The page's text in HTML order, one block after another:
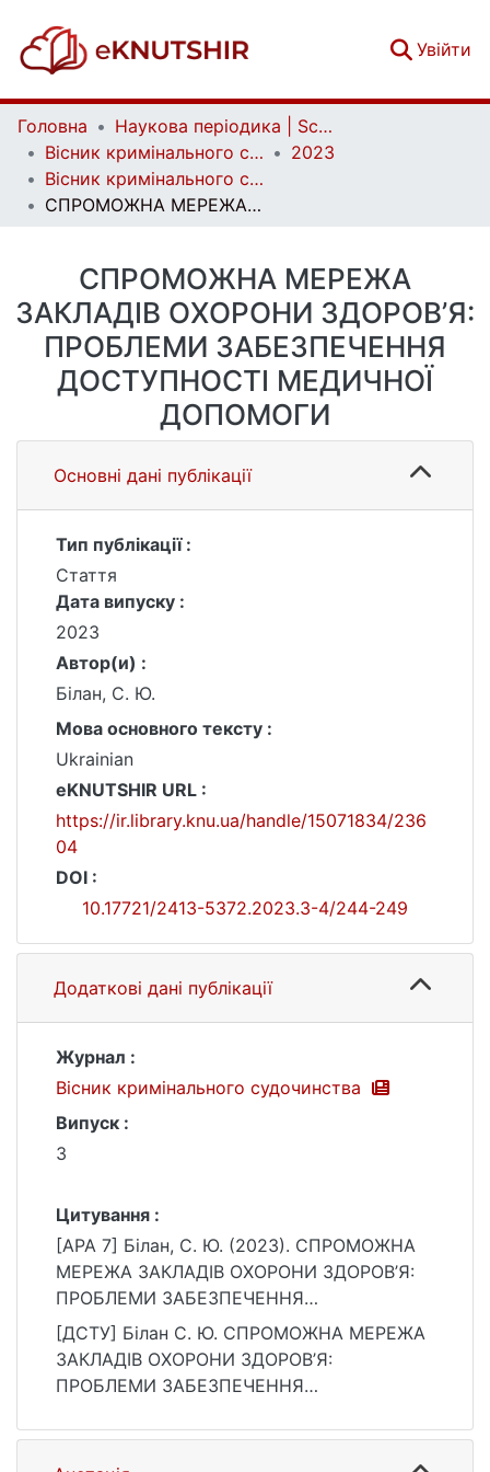
Увійти
Головна
Наукова періодика | Scientific periodicals
Вісник кримінального судочинства | Herald of criminal justice
2023
Вісник кримінального судочинства. № 3-4
СПРОМОЖНА МЕРЕЖА ЗАКЛАДІВ ОХОРОНИ ЗДОРОВ’Я: ПРОБЛЕМИ ЗАБЕЗПЕЧЕННЯ ДОСТУПНОСТІ МЕДИЧНОЇ ДОПОМОГИ
СПРОМОЖНА МЕРЕЖА
ЗАКЛАДІВ ОХОРОНИ ЗДОРОВ’Я:
ПРОБЛЕМИ ЗАБЕЗПЕЧЕННЯ
ДОСТУПНОСТІ МЕДИЧНОЇ
ДОПОМОГИ
Основні дані публікації
Тип публікації :
Стаття
Дата випуску :
2023
Автор(и) :
Білан, С. Ю.
Мова основного тексту :
Ukrainian
eKNUTSHIR URL :
https://ir.library.knu.ua/handle/15071834/236
04
DOI :
10.17721/2413-5372.2023.3-4/244-249
Додаткові дані публікації
Журнал :
Вісник кримінального судочинства
Випуск :
3
Цитування :
[APA 7] Білан, С. Ю. (2023). СПРОМОЖНА
МЕРЕЖА ЗАКЛАДІВ ОХОРОНИ ЗДОРОВ’Я:
ПРОБЛЕМИ ЗАБЕЗПЕЧЕННЯ
ДОСТУПНОСТІ МЕДИЧНОЇ ДОПОМОГИ.
Вісник кримінального судочинства, (3).
https://doi.org/10.17721/2413-5372.2023.3-
[ДСТУ] Білан С. Ю. СПРОМОЖНА МЕРЕЖА
ЗАКЛАДІВ ОХОРОНИ ЗДОРОВ’Я:
ПРОБЛЕМИ ЗАБЕЗПЕЧЕННЯ
Вісник кримінального судочинства. 2023.
№ 3. DOI: 10.17721/2413-5372.2023.3-